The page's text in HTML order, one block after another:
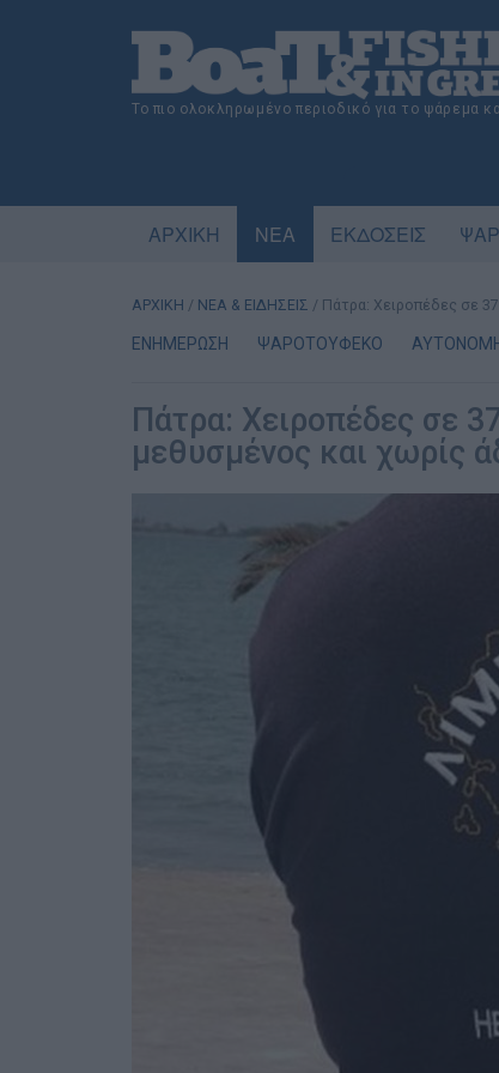
Το πιο ολοκληρωμένο περιοδικό για το ψάρεμα
ΑΡΧΙΚΗ ΝΕΑ ΕΚΔΟΣΕΙΣ
ΑΡΧΙΚΗ / ΝΕΑ & ΕΙΔΗΣΕΙΣ / Πάτρα: Χειροπέδες σε
ΕΝΗΜΕΡΩΣΗ ΨΑΡΟΤΟΥΦΕΚΟ
Πάτρα: Χειροπέδες σε
μεθυσμένος και χωρίς